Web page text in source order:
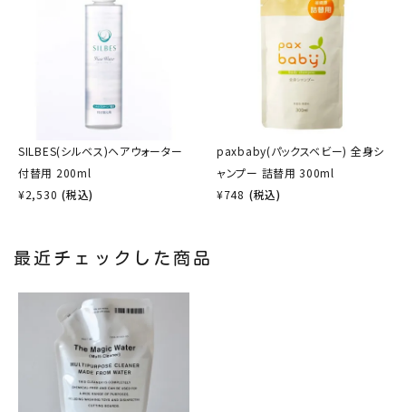
SILBES(シルベス)ヘアウォーター
付替用 200ml
¥2,530 (税込)
paxbaby(パックスベビー) 全身シ
ャンプー 詰替用 300ml
¥748 (税込)
最近チェックした商品